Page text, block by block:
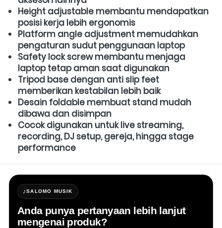
Height adjustable membantu mendapatkan
posisi kerja lebih ergonomis
Platform angle adjustment memudahkan
pengaturan sudut penggunaan laptop
Safety lock screw membantu menjaga
laptop tetap aman saat digunakan
Tripod base dengan anti slip feet
memberikan kestabilan lebih baik
Desain foldable membuat stand mudah
dibawa dan disimpan
Cocok digunakan untuk live streaming,
recording, DJ setup, gereja, hingga stage
performance
♪SALOMO MUSIK
Anda punya pertanyaan lebih lanjut
mengenai produk?